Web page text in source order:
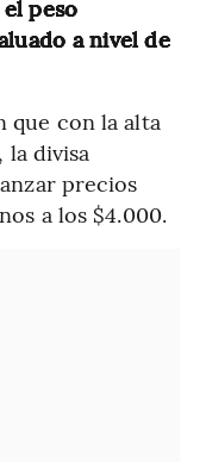
peso
a nivel de
que con la alta
divisa
precios
a los $4.000.